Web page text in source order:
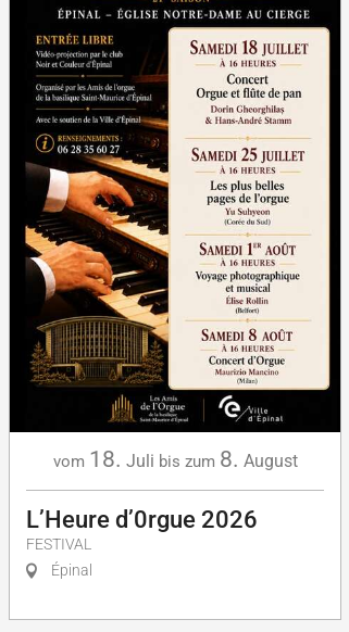
vom 18. Juli bis zum 8. August
L’Heure d’0rgue 2026
FESTIVAL
Épinal